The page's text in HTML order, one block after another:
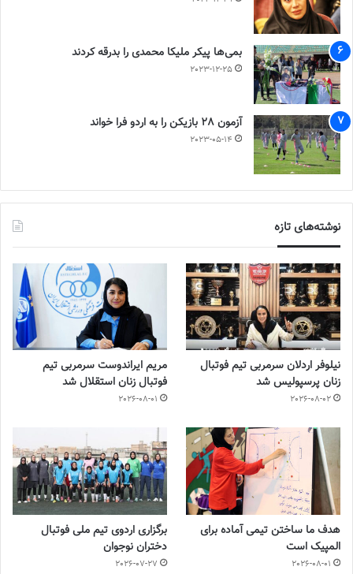
بمی‌ها پیکر ملیکا محمدی را بدرقه کردند
2023-12-25
آزمون 28 بازیکن را به اردو فرا خواند
2023-05-14
نوشته‌های تازه
نیلوفر اردلان سرمربی تیم فوتبال
زنان پرسپولیس شد
2026-08-02
مریم ایراندوست سرمربی تیم
فوتبال زنان استقلال شد
2026-08-01
هدف ما ساختن تیمی آماده برای
المپیک است
2026-08-01
برگزاری اردوی تیم ملی فوتبال
دختران نوجوان
2026-07-27